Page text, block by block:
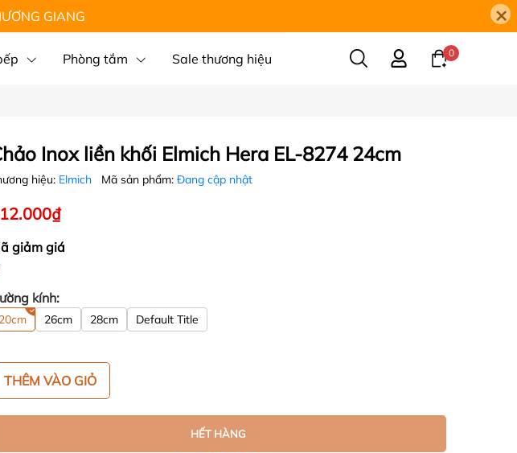
GIANG ×
Phòng tắm Sale thương hiệu 0
Inox liền khối Elmich Hera EL-8274 24cm
hiệu: Elmich Mã sản phẩm: Đang cập nhật
giảm giá
kính:
20cm 26cm 28cm Default Title
THÊM VÀO GIỎ
HẾT HÀNG